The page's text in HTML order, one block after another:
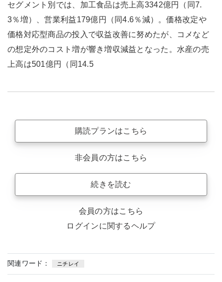
セグメント別では、加工食品は売上高3342億円（同7.
3％増）、営業利益179億円（同4.6％減）。価格改定や
価格対応型商品の投入で収益改善に努めたが、コメなど
の想定外のコスト増が響き増収減益となった。水産の売
上高は501億円（同14.5
購読プランはこちら
非会員の方はこちら
続きを読む
会員の方はこちら
ログインに関するヘルプ
関連ワード： ニチレイ